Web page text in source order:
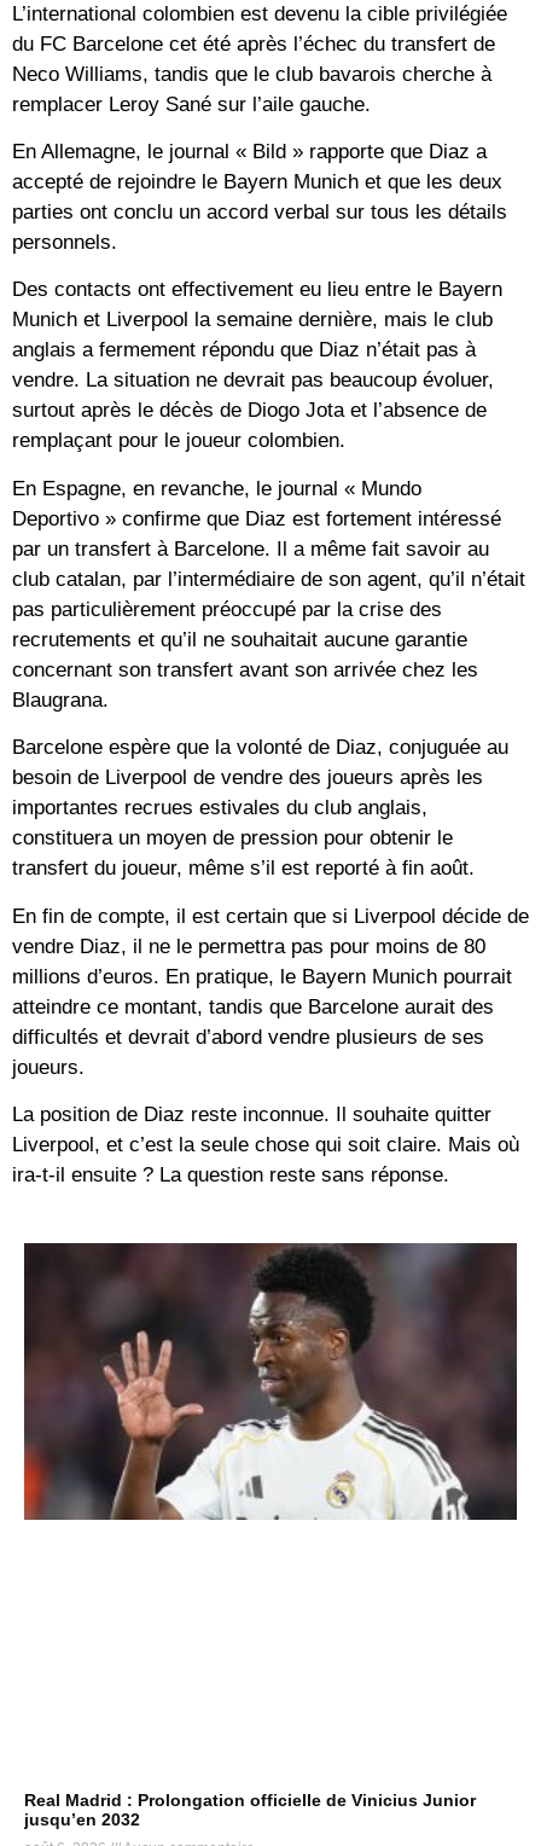
L’international colombien est devenu la cible privilégiée
du FC Barcelone cet été après l’échec du transfert de
Neco Williams, tandis que le club bavarois cherche à
remplacer Leroy Sané sur l’aile gauche.
En Allemagne, le journal « Bild » rapporte que Diaz a
accepté de rejoindre le Bayern Munich et que les deux
parties ont conclu un accord verbal sur tous les détails
personnels.
Des contacts ont effectivement eu lieu entre le Bayern
Munich et Liverpool la semaine dernière, mais le club
anglais a fermement répondu que Diaz n’était pas à
vendre. La situation ne devrait pas beaucoup évoluer,
surtout après le décès de Diogo Jota et l’absence de
remplaçant pour le joueur colombien.
En Espagne, en revanche, le journal « Mundo
Deportivo » confirme que Diaz est fortement intéressé
par un transfert à Barcelone. Il a même fait savoir au
club catalan, par l’intermédiaire de son agent, qu’il n’était
pas particulièrement préoccupé par la crise des
recrutements et qu’il ne souhaitait aucune garantie
concernant son transfert avant son arrivée chez les
Blaugrana.
Barcelone espère que la volonté de Diaz, conjuguée au
besoin de Liverpool de vendre des joueurs après les
importantes recrues estivales du club anglais,
constituera un moyen de pression pour obtenir le
transfert du joueur, même s’il est reporté à fin août.
En fin de compte, il est certain que si Liverpool décide de
vendre Diaz, il ne le permettra pas pour moins de 80
millions d’euros. En pratique, le Bayern Munich pourrait
atteindre ce montant, tandis que Barcelone aurait des
difficultés et devrait d’abord vendre plusieurs de ses
joueurs.
La position de Diaz reste inconnue. Il souhaite quitter
Liverpool, et c’est la seule chose qui soit claire. Mais où
ira-t-il ensuite ? La question reste sans réponse.
Real Madrid : Prolongation officielle de Vinicius Junior
jusqu’en 2032